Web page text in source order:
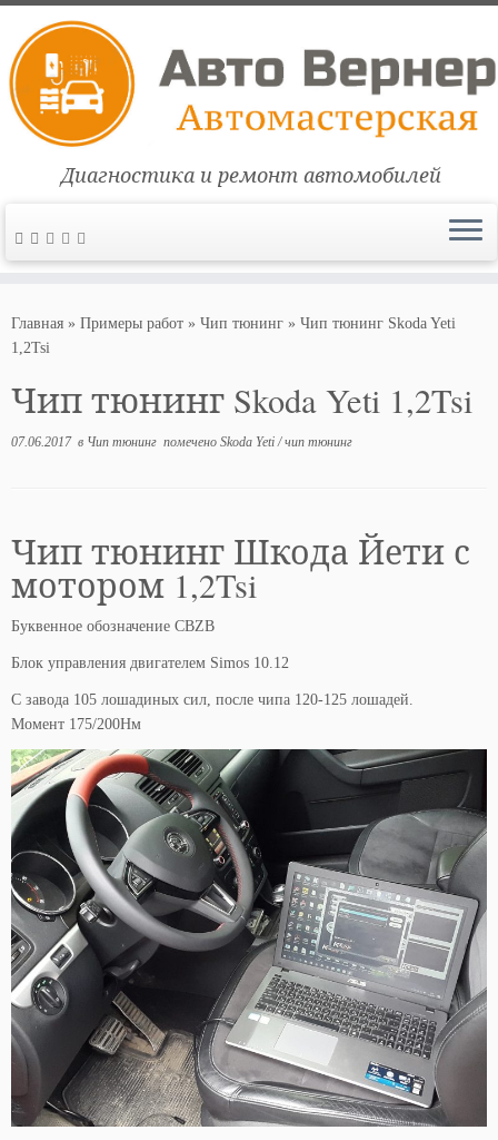
содержимому
Диагностика и ремонт автомобилей
Главная » Примеры работ » Чип тюнинг » Чип тюнинг Skoda Yeti
1,2Tsi
Чип тюнинг Skoda Yeti 1,2Tsi
07.06.2017в Чип тюнинг помечено Skoda Yeti /чип тюнинг
Чип тюнинг Шкода Йети с
мотором 1,2Tsi
Буквенное обозначение CBZB
Блок управления двигателем Simos 10.12
C завода 105 лошадиных сил, после чипа 120-125 лошадей.
Момент 175/200Нм